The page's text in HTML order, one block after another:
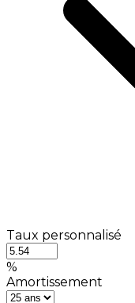
Taux personnalisé
%
Amortissement